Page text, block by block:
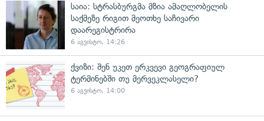
საია: სტრასბურგმა მზია ამაღლობელის
საქმეზე რიგით მეოთხე საჩივარი
დაარეგისტრირა
6 აგვისტო, 14:26
ქვიზი: შენ უკეთ ერკვევი გეოგრაფიულ
ტერმინებში თუ მერვეკლასელი?
6 აგვისტო, 14:00